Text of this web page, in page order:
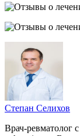
Степан Селихов
Врач-ревматолог